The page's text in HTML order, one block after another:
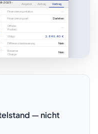
— nicht